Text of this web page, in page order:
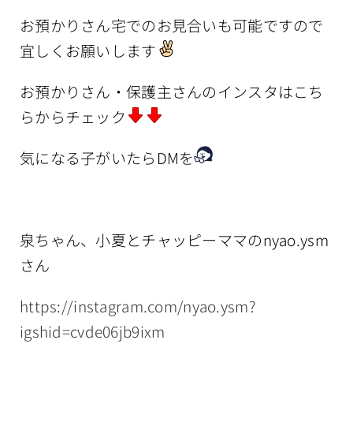
お預かりさん宅でのお見合いも可能ですので
宜しくお願いします
お預かりさん・保護主さんのインスタはこち
らからチェック
気になる子がいたらDMを
泉ちゃん、小夏とチャッピーママのnyao.ysm
さん
https://instagram.com/nyao.ysm?
igshid=cvde06jb9ixm